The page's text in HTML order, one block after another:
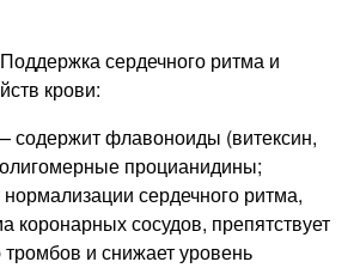
сердечного ритма и
крови:
флавоноиды (витексин,
процианидины;
нормализации сердечного ритма,
коронарных сосудов, препятствует
и снижает уровень